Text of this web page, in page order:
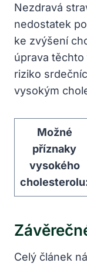
Nezdravá
nedostatek
ke zvýšení
úprava
riziko
vysokým
Možné
příznaky
vysokého
Celý článek